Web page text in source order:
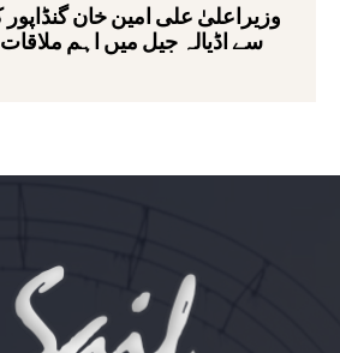
وزیراعلیٰ علی امین خان
سے اڈیالہ جیل میں اہم